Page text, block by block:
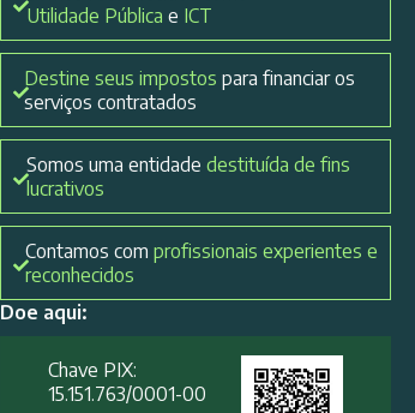
Utilidade Pública e ICT
Destine seus impostos para financiar os
serviços contratados
Somos uma entidadedestituída de fins
lucrativos
Contamos com profissionais experientes e
reconhecidos
Doe aqui:
Chave PIX:
15.151.763/0001-00​